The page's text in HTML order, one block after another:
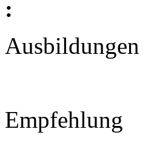
:
Ausbildungen
Empfehlung